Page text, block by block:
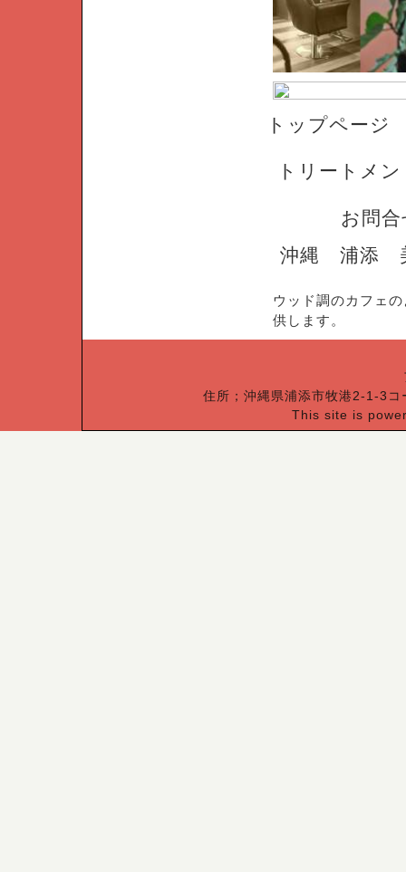
トップページ
トリートメ
お問
沖縄 浦添
ウッド調のカフェ
供します。
住所；沖縄県浦添市牧港2-1-3
This site is